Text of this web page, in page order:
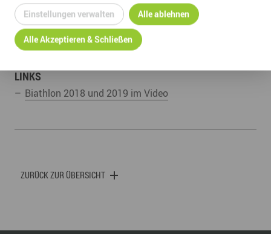
LINKS
Biathlon 2018 und 2019 im Video
ZURÜCK ZUR ÜBERSICHT
Einstellungen verwalten Alle ablehnen
Alle Akzeptieren & Schließen